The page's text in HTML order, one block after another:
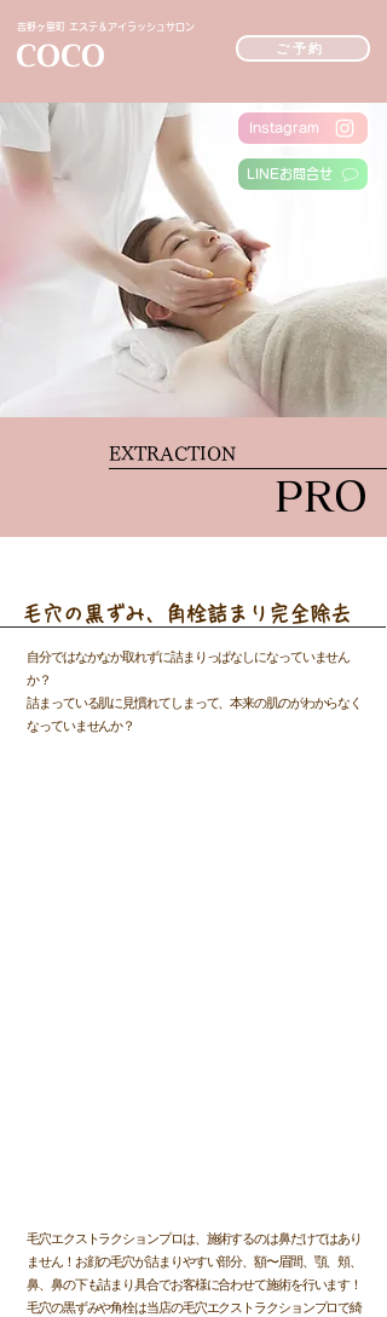
吉野ヶ里町 エステ＆アイラッシュサロン
COCO ご予約
Instagram
LINEお問合せ
EXTRACTION
PRO
毛穴の黒ずみ、角栓詰まり完全除去
自分ではなかなか取れずに詰まりっぱなしになっていません
か？
詰まっている肌に見慣れてしまって、本来の肌のがわからなく
なっていませんか？
毛穴エクストラクションプロは、施術するのは鼻だけではあり
ません！お顔の毛穴が詰まりやすい部分、額〜眉間、顎、頬、
鼻、鼻の下も詰まり具合でお客様に合わせて施術を行います！
毛穴の黒ずみや角栓は当店の毛穴エクストラクションプロで綺